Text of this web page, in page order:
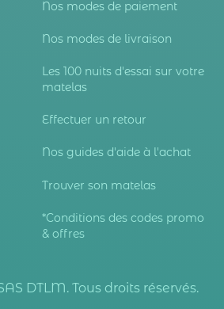
Nos modes de paiement
Nos modes de livraison
Les 100 nuits d'essai sur votre
matelas
Effectuer un retour
Nos guides d'aide à l'achat
Trouver son matelas
*Conditions des codes promo
& offres
DTLM. Tous droits réservés.